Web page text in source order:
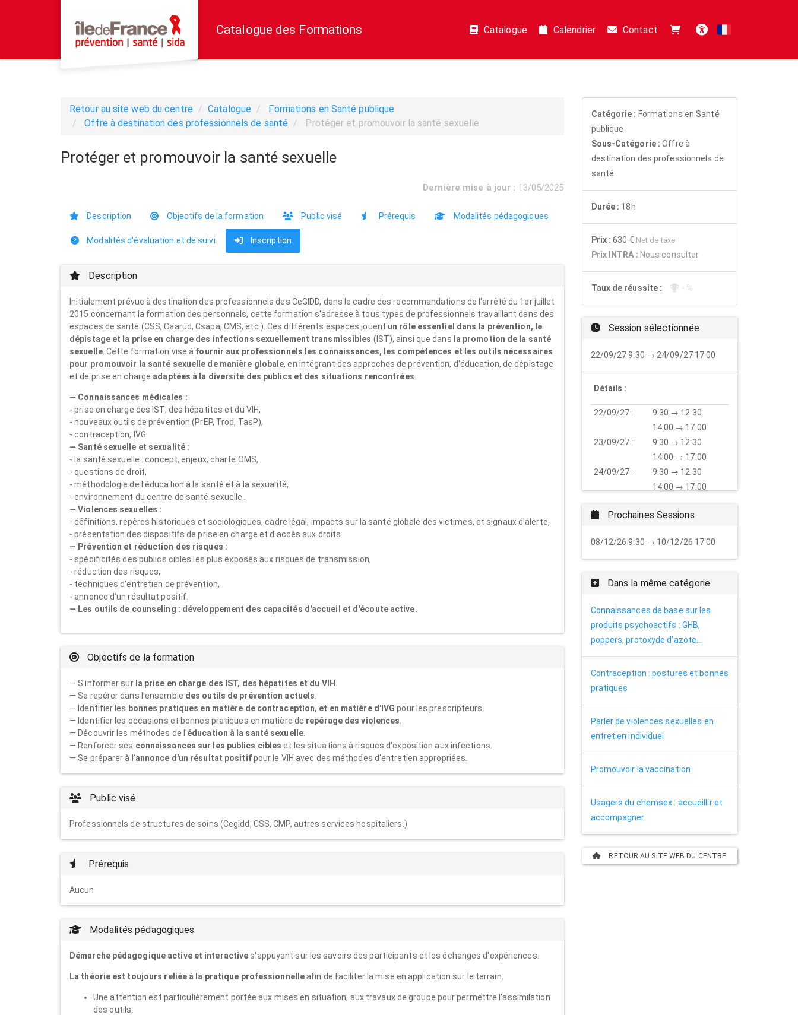
Catalogue des Formations Catalogue Calendrier
Contact
Français
Retour au site web du centre Catalogue
Formations en Santé publique
Offre à destination des professionnels de santé
Protéger et promouvoir la santé sexuelle
Protéger et promouvoir la santé sexuelle
Dernière mise à jour : 13/05/2025
Description Objectifs de la formation Public visé Prérequis Modalités pédagogiques
Modalités d'évaluation et de suivi Inscription
Description
Initialement prévue à destination des professionnels des CeGIDD, dans le cadre des recommandations de l'arrêté du 1er juillet
2015 concernant la formation des personnels, cette formation s'adresse à tous types de professionnels travaillant dans des
espaces de santé (CSS, Caarud, Csapa, CMS, etc.). Ces différents espaces jouent un rôle essentiel dans la prévention, le
dépistage et la prise en charge des infections sexuellement transmissibles (IST), ainsi que dans la promotion de la santé
sexuelle. Cette formation vise à fournir aux professionnels les connaissances, les compétences et les outils nécessaires
pour promouvoir la santé sexuelle de manière globale, en intégrant des approches de prévention, d'éducation, de dépistage
et de prise en charge adaptées à la diversité des publics et des situations rencontrées
— Connaissances médicales :
- prise en charge des IST, des hépatites et du VIH,
- nouveaux outils de prévention (PrEP, Trod, TasP),
- contraception, IVG.
— Santé sexuelle et sexualité :
- la santé sexuelle : concept, enjeux, charte OMS,
- questions de droit,
- méthodologie de l'éducation à la santé et à la sexualité,
- environnement du centre de santé sexuelle .
— Violences sexuelles :
- définitions, repères historiques et sociologiques, cadre légal, impacts sur la santé globale des victimes, et signaux d'alerte,
- présentation des dispositifs de prise en charge et d'accès aux droits.
— Prévention et réduction des risques :
- spécificités des publics cibles les plus exposés aux risques de transmission,
- réduction des risques,
- techniques d'entretien de prévention,
- annonce d'un résultat positif.
— Les outils de counseling : développement des capacités d'accueil et d'écoute active.
Objectifs de la formation
— S'informer surla prise en charge des IST, des hépatites et du VIH
— Se repérer dans l'ensemble des outils de prévention actuels
— Identifier les bonnes pratiques en matière de contraception, et en matière d'IVGpour les prescripteurs.
— Identifier les occasions et bonnes pratiques en matière de repérage des violences
— Découvrir les méthodes de l'éducation à la santé sexuelle.
— Renforcer ses connaissances sur les publics cibleset les situations à risques d'exposition aux infections.
— Se préparer à l'annonce d'un résultat positifpour le VIH avec des méthodes d'entretien appropriées.
Public visé
Professionnels de structures de soins (Cegidd, CSS, CMP, autres services hospitaliers.)
Prérequis
Aucun
Modalités pédagogiques
Démarche pédagogique active et interactive s'appuyant sur les savoirs des participants et les échanges d'expériences.
La théorie est toujours reliée à la pratique professionnelleafin de faciliter la mise en application sur le terrain.
Une attention est particulièrement portée aux mises en situation, aux travaux de groupe pour permettre l'assimilation
des outils.
Catégorie : Formations en Santé
publique
Sous-Catégorie : Offre à
destination des professionnels de
santé
Durée : 18h
Prix : 630 € Net de taxe
Prix INTRA : Nous consulter
Taux de réussite : - %
Session sélectionnée
22/09/27 9:30 → 24/09/27 17:00
Détails :
22/09/27 :
9:30 → 12:30
14:00 → 17:00
23/09/27 :
9:30 → 12:30
14:00 → 17:00
24/09/27 :
9:30 → 12:30
14:00 → 17:00
Prochaines Sessions
08/12/26 9:30 → 10/12/26 17:00
Dans la même catégorie
Connaissances de base sur les
produits psychoactifs : GHB,
poppers, protoxyde d'azote...
Contraception : postures et bonnes
pratiques
Parler de violences sexuelles en
entretien individuel
Promouvoir la vaccination
Usagers du chemsex : accueillir et
accompagner
RETOUR AU SITE WEB DU CENTRE